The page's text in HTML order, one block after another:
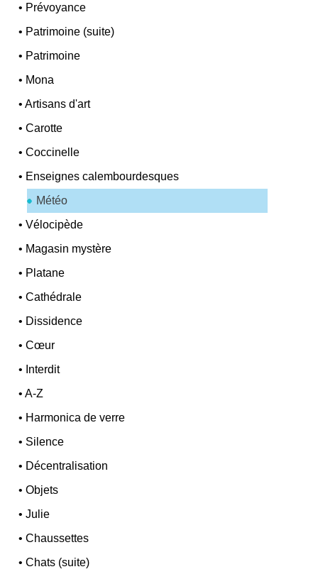
• Prévoyance
• Patrimoine (suite)
• Patrimoine
• Mona
•Artisans d'art
•Carotte
•Coccinelle
• Enseignes calembourdesques
Météo
•Vélocipède
• Magasin mystère
• Platane
•Cathédrale
• Dissidence
•Cœur
• Interdit
•A-Z
• Harmonica de verre
• Silence
• Décentralisation
•Objets
•Julie
•Chaussettes
•Chats (suite)